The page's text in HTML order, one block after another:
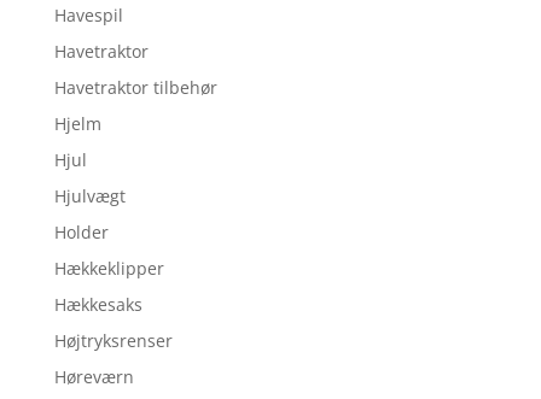
Havespil
Havetraktor
Havetraktor tilbehør
Hjelm
Hjul
Hjulvægt
Holder
Hækkeklipper
Hækkesaks
Højtryksrenser
Høreværn